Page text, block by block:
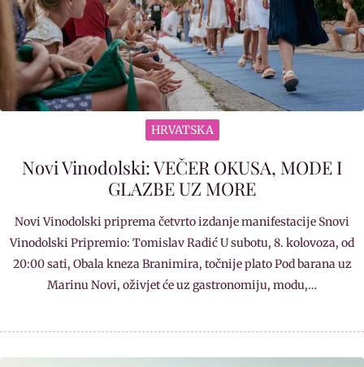
HRVATSKA
Novi Vinodolski: VEČER OKUSA, MODE I
GLAZBE UZ MORE
Novi Vinodolski priprema četvrto izdanje manifestacije Snovi
Vinodolski Pripremio: Tomislav Radić U subotu, 8. kolovoza, od
20:00 sati, Obala kneza Branimira, točnije plato Pod barana uz
Marinu Novi, oživjet će uz gastronomiju, modu,…